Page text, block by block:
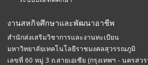
งานสหกิจศึกษาและพัฒนาอาชีพ
สำนักส่งเสริมวิชาการและงานทะเบียน
มหาวิทยาลัยเทคโนโลยีราชมงคลสุวรรณภูมิ
เลขที่ 60 หมู่ 3 ถ.สายเอเซีย (กรุงเทพฯ - นครสว